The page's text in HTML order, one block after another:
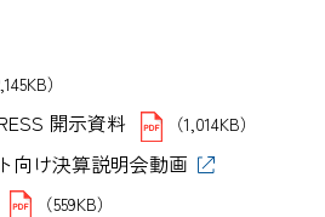
）
開示資料 （1,014KB）
向け決算説明会動画
（559KB）